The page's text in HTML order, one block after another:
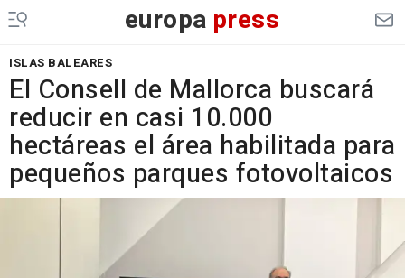
europa press
ISLAS BALEARES
El Consell de Mallorca buscará
reducir en casi 10.000
hectáreas el área habilitada para
pequeños parques fotovoltaicos